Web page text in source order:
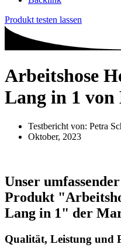
Produkt testen lassen
Arbeitshose
Lang in 1
Testbericht von: Petra
Oktober, 2023
Unser
Produkt
Lang in 1" der
Qualität, Leistung und